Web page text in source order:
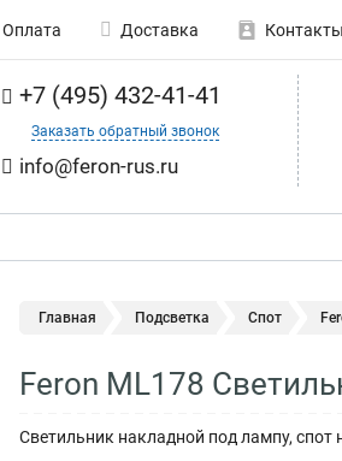
Оплата Доставка Контакты
+7 (495) 432-41-41
Заказать обратный звонок
info@feron-rus.ru
Главная Подсветка Спот
Feron ML178
Светильник накладной под лампу, спот